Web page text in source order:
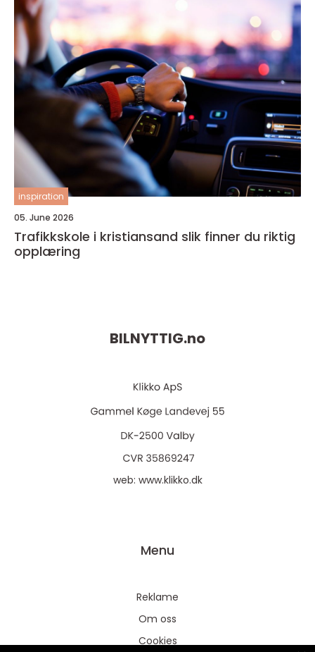
inspiration
05. June 2026
Trafikkskole i kristiansand slik finner du riktig
opplæring
BILNYTTIG.no
web: www.klikko.dk
Menu
Reklame
Om oss
Cookies